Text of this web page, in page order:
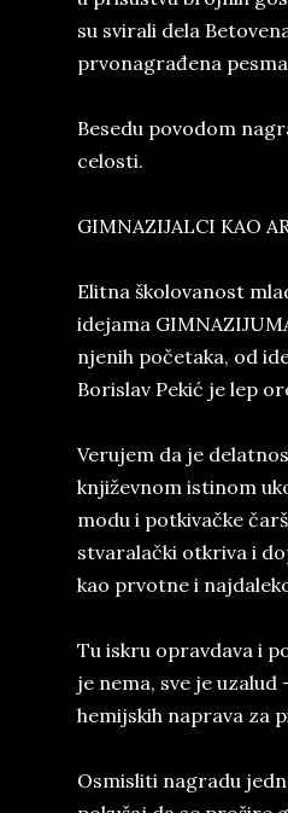
su svirali dela
prvonagrađena
Besedu povodom
celosti.
GIMNAZIJALCI KAO
Elitna školovanost
idejama
njenih početaka, od
Borislav Pekić je lep
Verujem da je
književnom istinom
modu i potkivačke
stvaralački otkriva i
kao prvotne i
Tu iskru opravdava i
je nema, sve je
hemijskih naprava za
Osmisliti nagradu